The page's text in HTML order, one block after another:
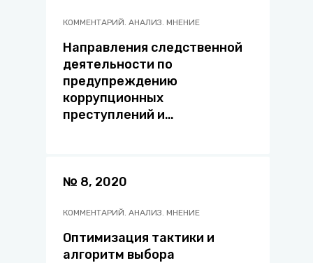
КОММЕНТАРИЙ. АНАЛИЗ. МНЕНИЕ
Направления следственной
деятельности по
предупреждению
коррупционных
преступлений и
№ 8, 2020
КОММЕНТАРИЙ. АНАЛИЗ. МНЕНИЕ
Оптимизация тактики и
алгоритм выбора